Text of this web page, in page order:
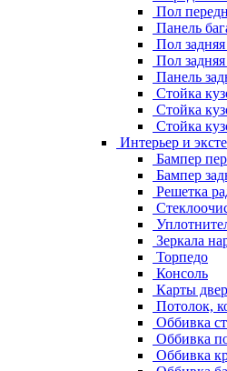
Пол
Панель
Пол задняя
Пол задняя
Панель
Стойка
Стойка
Стойка
Интерьер и
Бампер
Бампер
Решетка
Зеркала
Торпедо
Консоль
Карты
Потолок,
Оббивка
Оббивка
Оббивка